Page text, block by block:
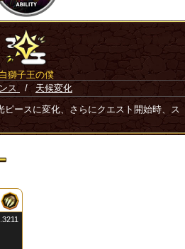
白獅子王の僕
ス / 天候変化
ピースに変化、さらにクエスト開始時、ス